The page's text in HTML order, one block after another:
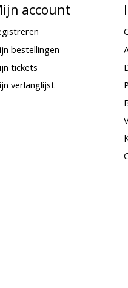
account
bestellingen
tickets
verlanglijst